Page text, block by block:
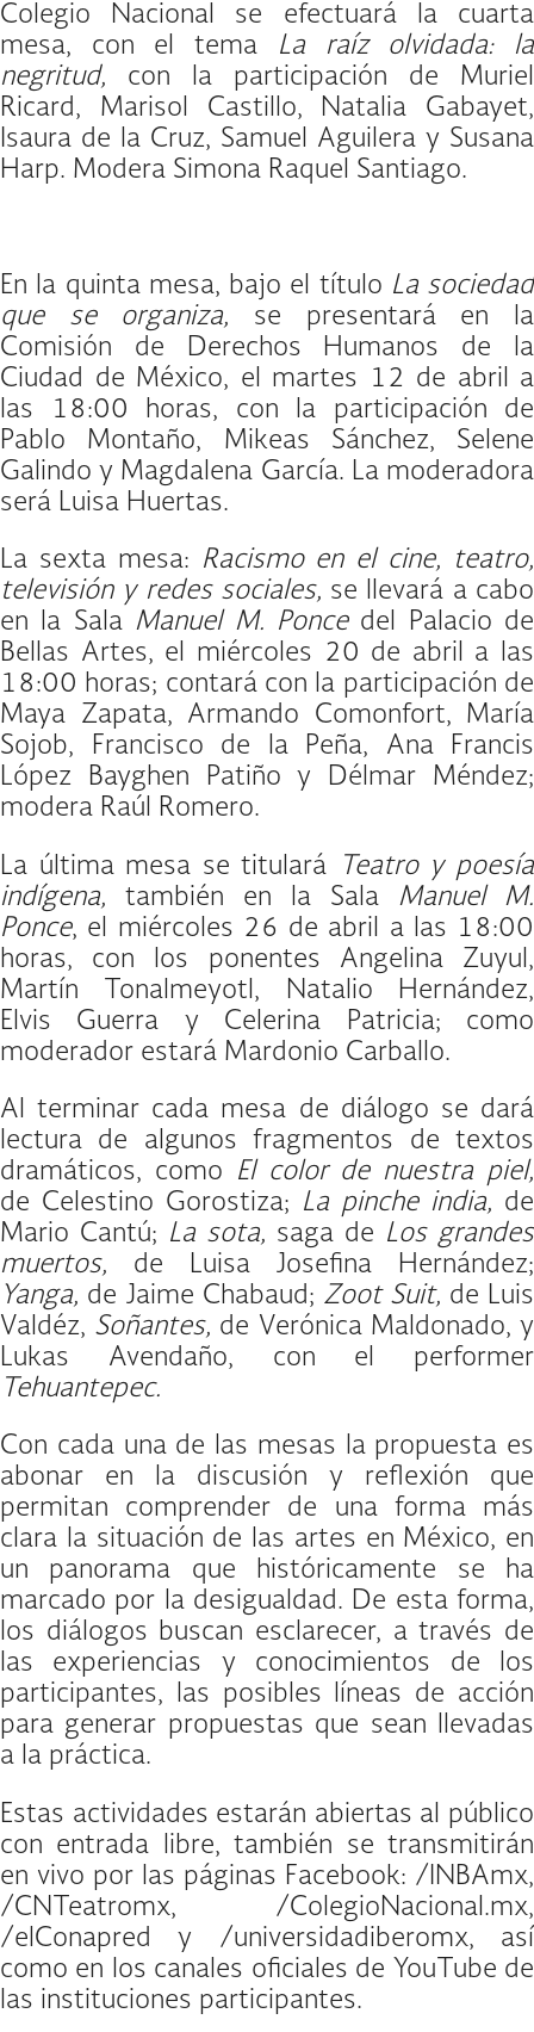
Colegio Nacional se efectuará la cuarta
mesa, con el tema La raíz olvidada: la
negritud, con la participación de Muriel
Ricard, Marisol Castillo, Natalia Gabayet,
Isaura de la Cruz, Samuel Aguilera y Susana
Harp. Modera Simona Raquel Santiago.
En la quinta mesa, bajo el título La sociedad
que se organiza, se presentará en la
Comisión de Derechos Humanos de la
Ciudad de México, el martes 12 de abril a
las 18:00 horas, con la participación de
Pablo Montaño, Mikeas Sánchez, Selene
Galindo y Magdalena García. La moderadora
será Luisa Huertas.
La sexta mesa: Racismo en el cine, teatro,
televisión y redes sociales, se llevará a cabo
en la Sala Manuel M. Poncedel Palacio de
Bellas Artes, el miércoles 20 de abril a las
18:00 horas; contará con la participación de
Maya Zapata, Armando Comonfort, María
Sojob, Francisco de la Peña, Ana Francis
López Bayghen Patiño y Délmar Méndez;
modera Raúl Romero.
La última mesa se titulará
Teatro y poesía
indígena, también en la Sala Manuel M.
Ponce, el miércoles 26 de abril a las 18:00
horas, con los ponentes Angelina Zuyul,
Martín Tonalmeyotl, Natalio Hernández,
Elvis Guerra y Celerina Patricia; como
moderador estará Mardonio Carballo.
Al terminar cada mesa de diálogo se dará
lectura de algunos fragmentos de textos
dramáticos, como
El color de nuestra piel,
de Celestino Gorostiza; La pinche india, de
Mario Cantú; La sota, saga de Los grandes
muertos, de Luisa Josefina Hernández;
Yanga, de Jaime Chabaud; Zoot Suit, de Luis
Valdéz, Soñantes, de Verónica Maldonado, y
Lukas Avendaño, con el performer
Tehuantepec.
Con cada una de las mesas la propuesta es
abonar en la discusión y reflexión que
permitan comprender de una forma más
clara la situación de las artes en México, en
un panorama que históricamente se ha
marcado por la desigualdad. De esta forma,
los diálogos buscan esclarecer, a través de
las experiencias y conocimientos de los
participantes, las posibles líneas de acción
para generar propuestas que sean llevadas
a la práctica.
Estas actividades estarán abiertas al público
con entrada libre, también se transmitirán
en vivo por las páginas Facebook: /INBAmx,
/CNTeatromx, /ColegioNacional.mx,
/elConapred y /universidadiberomx, así
como en los canales oficiales de YouTube de
las instituciones participantes.